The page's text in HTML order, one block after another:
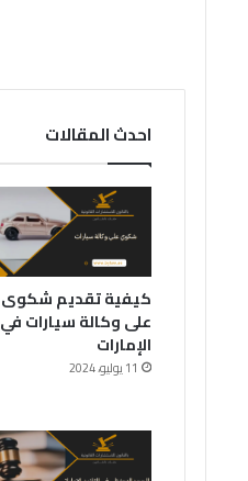
احدث المقالات
كيفية تقديم شكوى
على وكالة سيارات في
الإمارات
11 يوليو، 2024